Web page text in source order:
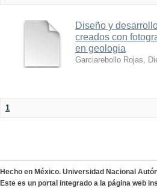
Diseño y
creados con
en geologia
Garciarebollo Rojas,
1
Hecho en México. Universidad Nacional
Este es un portal integrado a la página web